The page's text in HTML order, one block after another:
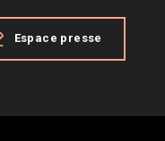
Espace presse